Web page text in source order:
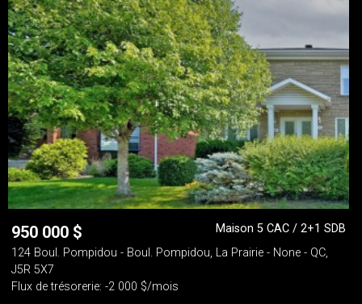
950 000 $
Maison 5 CAC / 2+1 SDB
124 Boul. Pompidou - Boul. Pompidou, La Prairie - None - QC,
J5R 5X7
Flux de trésorerie: -2 000 $/mois